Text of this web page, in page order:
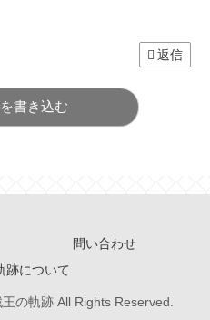
返信
書き込む
問い合わせ
跡について
の軌跡 All Rights Reserved.